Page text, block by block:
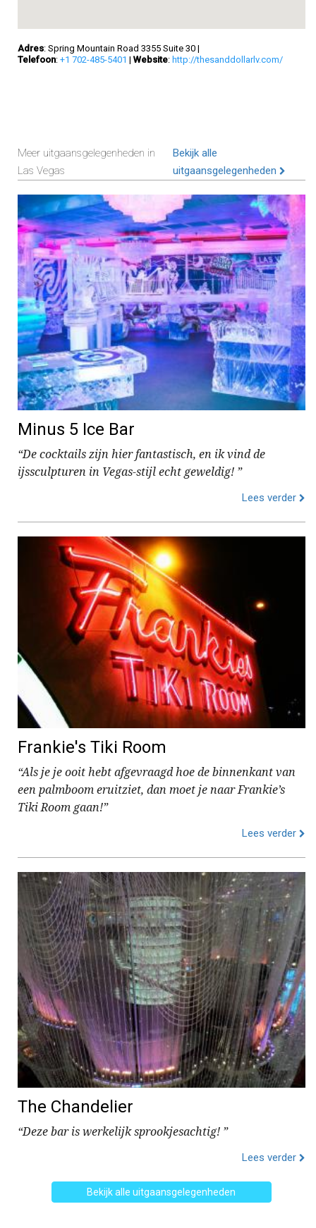
Adres: Spring Mountain Road 3355 Suite 30 |
Telefoon: +1 702-485-5401 | Website: http://thesanddollarlv.com/
Meer uitgaansgelegenheden in
Las Vegas
Bekijk alle
uitgaansgelegenheden
Minus 5 Ice Bar
“De cocktails zijn hier fantastisch, en ik vind de
ijssculpturen in Vegas-stijl echt geweldig! ”
Lees verder
Frankie's Tiki Room
“Als je je ooit hebt afgevraagd hoe de binnenkant van
een palmboom eruitziet, dan moet je naar Frankie’s
Tiki Room gaan!”
Lees verder
The Chandelier
“Deze bar is werkelijk sprookjesachtig! ”
Lees verder
Bekijk alle uitgaansgelegenheden